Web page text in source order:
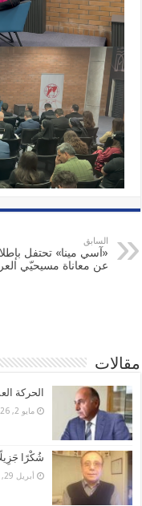
السابق
«آسي مينا» تحتفل
عن معاناة مسيحيّي
مقالات
الحركة
مايو 2, 2026
شُكْرًا
أبريل 29, 2026